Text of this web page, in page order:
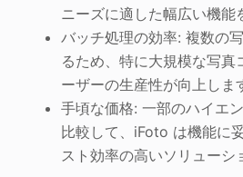
ニーズに適した幅広い機能
バッチ処理の効率: 複数の
るため、特に大規模な写真
ーザーの生産性が向上しま
手頃な価格: 一部のハイエ
比較して、iFoto は機能に
スト効率の高いソリューシ